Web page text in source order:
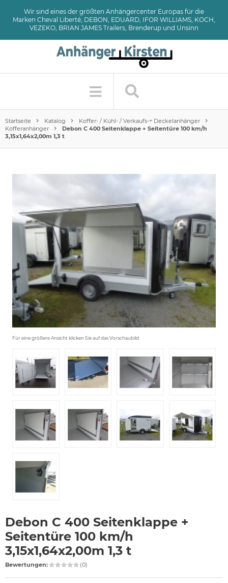
Wir sind eines der größten Anhängercenter Europas für die
Marken Cheval Liberté, DEBON, EDUARD, IFOR WILLIAMS, KOCH,
VEZEKO, BRIAN JAMES Trailers, Brenderup und Unsinn
Startseite Katalog
Koffer- / Kühl- / Verkaufs-+ Deckelanhänger
Kofferanhänger
Debon C 400 Seitenklappe + Seitentüre 100 km/h
3,15x1,64x2,00m 1,3 t
Für eine größere Ansicht klicken Sie auf das Vorschaubild
Debon C 400 Seitenklappe +
Seitentüre 100 km/h
3,15x1,64x2,00m 1,3 t
Bewertungen: (0)